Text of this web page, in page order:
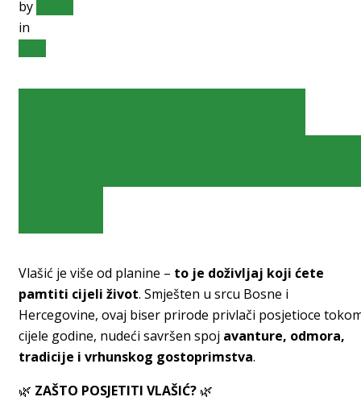
by
in
Vlašić je više od planine – to je doživljaj koji ćete
pamtiti cijeli život. Smješten u srcu Bosne i
Hercegovine, ovaj biser prirode privlači posjetioce
cijele godine, nudeći savršen spoj avanture, odmora,
tradicije i vrhunskog gostoprimstva.
🌿 ZAŠTO POSJETITI VLAŠIĆ? 🌿